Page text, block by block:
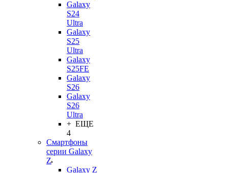
Galaxy
S24
Ultra
Galaxy
S25
Ultra
Galaxy
S25FE
Galaxy
S26
Galaxy
S26
Ultra
+ ЕЩЕ
4
Смартфоны
серии Galaxy
Z
Galaxy Z